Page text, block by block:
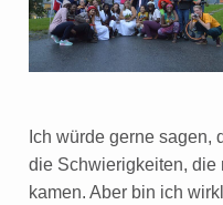
Ich würde gerne sagen,
die Schwierigkeiten, die
kamen. Aber bin ich